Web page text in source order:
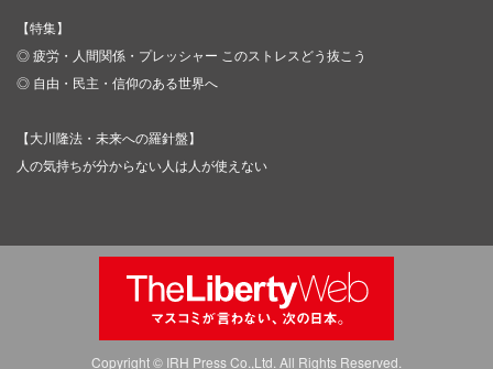
【特集】
◎ 疲労・人間関係・プレッシャー このストレスどう抜こう
◎ 自由・民主・信仰のある世界へ
【大川隆法・未来への羅針盤】
人の気持ちが分からない人は人が使えない
Copyright © IRH Press Co.,Ltd. All Rights Reserved.